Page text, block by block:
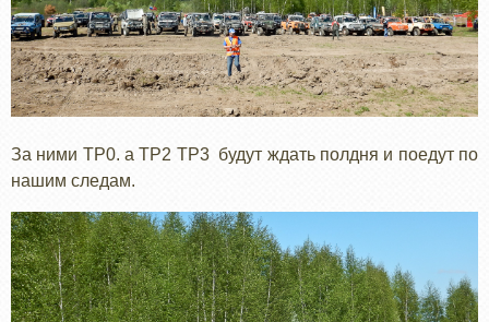
За ними ТР0. а ТР2 ТР3 будут ждать полдня и поедут по
нашим следам.